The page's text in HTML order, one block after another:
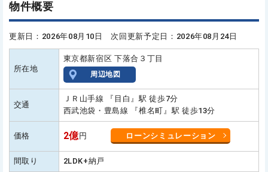
物件概要
更新日：2026年08月10日 次回更新予定日：2026年08月24日
所在地
東京都新宿区 下落合３丁目
周辺地図
交通
ＪＲ山手線 『目白』駅 徒歩7分
西武池袋・豊島線 『椎名町』駅 徒歩13分
価格 2億 円 ローンシミュレーション
間取り 2LDK+納戸